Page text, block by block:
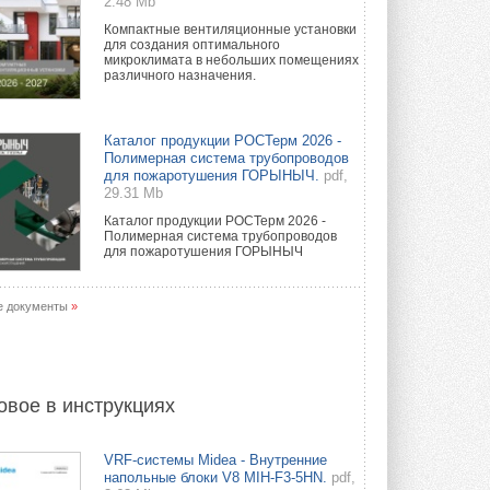
Компактные вентиляционные установки
для создания оптимального
микроклимата в небольших помещениях
различного назначения.
Каталог продукции РОСТерм 2026 -
Полимерная система трубопроводов
для пожаротушения ГОРЫНЫЧ.
pdf,
29.31 Mb
Каталог продукции РОСТерм 2026 -
Полимерная система трубопроводов
для пожаротушения ГОРЫНЫЧ
документы »
в инструкциях
VRF-системы Midea - Внутренние
напольные блоки V8 MIH-F3-5HN. pdf,